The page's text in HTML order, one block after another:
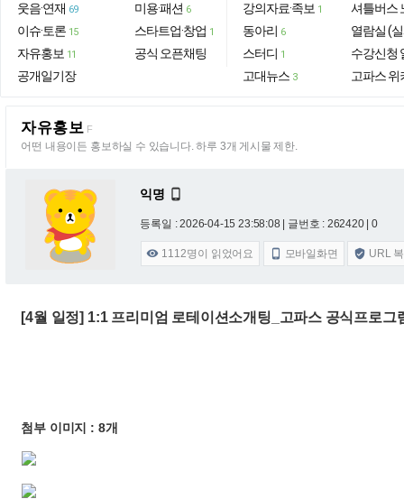
웃음·연재 69
이슈·토론 15
자유홍보 11
공개일기장
미용·패션 6
스타트업·창업 1
공식 오픈채팅
강의자료·족보 1
동아리 6
스터디 1
고대뉴스 3
셔틀버스
열람실 (
수강신청
고파스 위
자유홍보 F
어떤 내용이든 홍보하실 수 있습니다. 하루 3개 게시물 제한.
익명 
등록일 : 2026-04-15 23:58:08 | 글번호 : 262420 | 0
 1112명이 읽었어요  모바일화면  URL
[4월 일정] 1:1 프리미엄 로테이션소개팅_고파스 공식프로그
첨부 이미지 : 8개